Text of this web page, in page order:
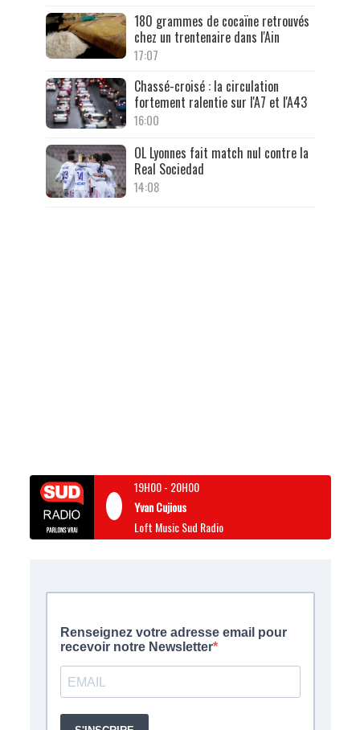
180 grammes de cocaïne retrouvés
chez un trentenaire dans l'Ain
17:07
Chassé-croisé : la circulation
fortement ralentie sur l'A7 et l'A43
16:00
OL Lyonnes fait match nul contre la
Real Sociedad
14:08
19H00- 20H00
Yvan Cujious
Loft Music Sud Radio